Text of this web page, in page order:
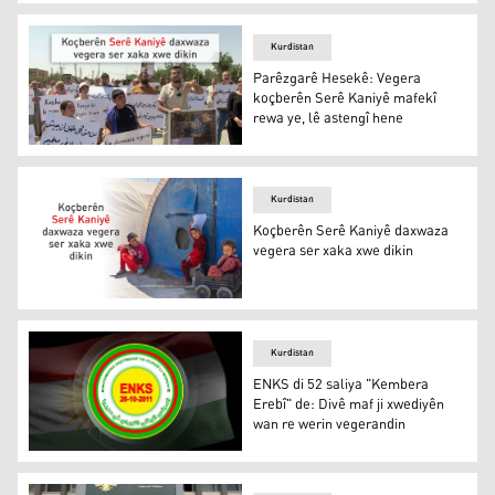
Parêzgarê Hesekê: Vegera koçberên Serê Kaniyê
Kurdistan
Parêzgarê Hesekê: Vegera
koçberên Serê Kaniyê mafekî
rewa ye, lê astengî hene
Koçberên Serê Kaniyê daxwaza vegera ser xaka xwe
Kurdistan
Koçberên Serê Kaniyê daxwaza
vegera ser xaka xwe dikin
ENKS di 52 saliya "Kembera Erebî" de: Divê maf ji
Kurdistan
ENKS di 52 saliya "Kembera
Erebî" de: Divê maf ji xwediyên
wan re werin vegerandin